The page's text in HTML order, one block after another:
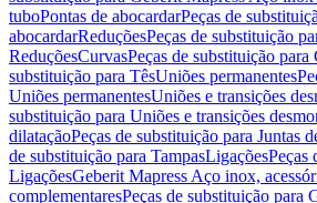
tuboPontas de abocardarPeças de
abocardarReduçõesPeças de substituição
ReduçõesCurvasPeças de substituição para
substituição para TêsUniões permanentes
Uniões permanentesUniões e transições
substituição para Uniões e transições
dilataçãoPeças de substituição para Juntas
de substituição para TampasLigaçõesPeças
LigaçõesGeberit Mapress Aço inox,
complementaresPeças de substituição para